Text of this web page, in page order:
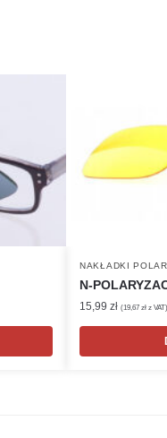
NAKŁADKI
N-
15,99 zł (19,67 zł z VAT)